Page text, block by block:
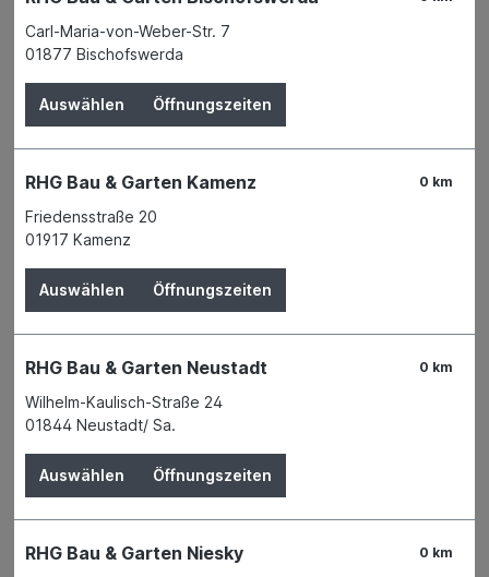
Der Preis wird erst nach Wahl einer Filiale
angezeigt.
Zum Merkzettel hinzufügen
Derzeit in keiner Filiale verfügbar
Name
EHL AG
Telefon
+49 2652 8008 - 0
Beschreibung
Zeitlos schöne Flächengestaltung Formschön gestaltete
Pflastersteine für ein authentisches Altstadt-Flair. Die
geschwungene…Mehr
Carl-Maria-von-Weber-Str. 7
01877 Bischofswerda
Auswählen Öffnungszeiten
0 km
RHG Bau & Garten Kamenz
Friedensstraße 20
01917 Kamenz
Auswählen Öffnungszeiten
0 km
RHG Bau & Garten Neustadt
Wilhelm-Kaulisch-Straße 24
01844 Neustadt/ Sa.
Auswählen Öffnungszeiten
0 km
RHG Bau & Garten Niesky